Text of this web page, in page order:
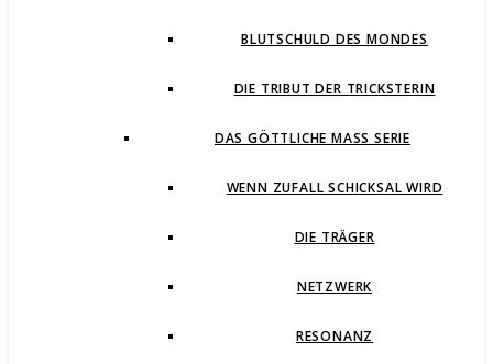
BLUTSCHULD DES MONDES
DIE TRIBUT DER TRICKSTERIN
DAS GÖTTLICHE MASS SERIE
WENN ZUFALL SCHICKSAL WIRD
DIE TRÄGER
NETZWERK
RESONANZ